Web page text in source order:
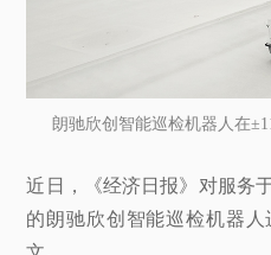
朗驰欣创智能巡检机器人在
近日，《经济日报》对服务
的朗驰欣创智能巡检机器